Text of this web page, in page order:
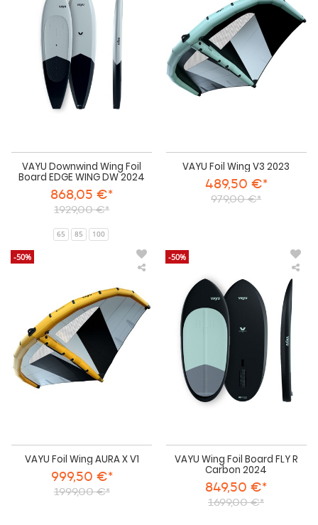
VAYU Downwind Wing Foil
Board EDGE WING DW 2024
868,05 €*
1929,00 €*
65 85 100
WING
VAYU Foil Wing V3 2023
489,50 €*
979,00 €*
V3
-50%
VAYU Foil Wing AURA X V1
999,50 €*
1999,00 €*
Wing
AURA
-50%
VAYU Wing Foil Board FLY R
Carbon 2024
849,50 €*
1699,00 €*